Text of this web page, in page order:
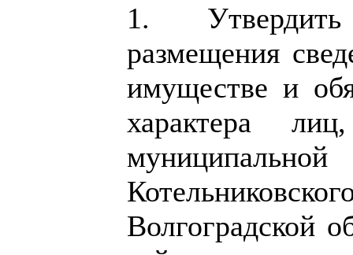
1.
размещения
имуществе и
характера
Волгоградской